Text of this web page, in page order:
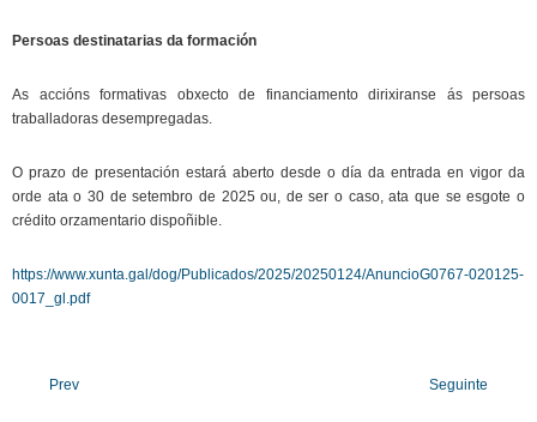
Persoas destinatarias da formación
As accións formativas obxecto de financiamento dirixiranse ás persoas
traballadoras desempregadas.
O prazo de presentación estará aberto desde o día da entrada en vigor da
orde ata o 30 de setembro de 2025 ou, de ser o caso, ata que se esgote o
crédito orzamentario dispoñible.
https://www.xunta.gal/dog/Publicados/2025/20250124/AnuncioG0767-020125-
0017_gl.pdf
Prev Seguinte